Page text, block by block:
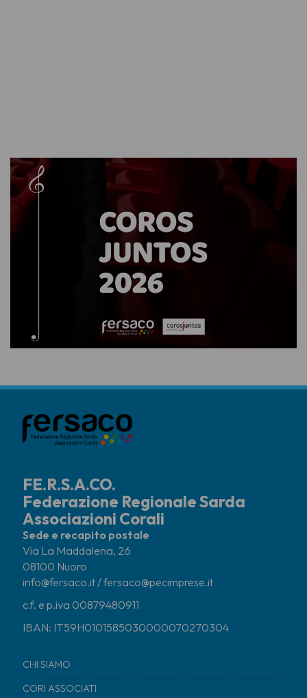
FE.R.S.A.CO.
Federazione Regionale Sarda
Associazioni Corali
Sede e recapito postale
Via La Maddalena, 26
08100 Nuoro
info@fersaco.it / fersaco@pecimprese.it
c.f. e p.iva 00879480911
IBAN: IT59H0101585030000070270304
CHI SIAMO
CORI ASSOCIATI